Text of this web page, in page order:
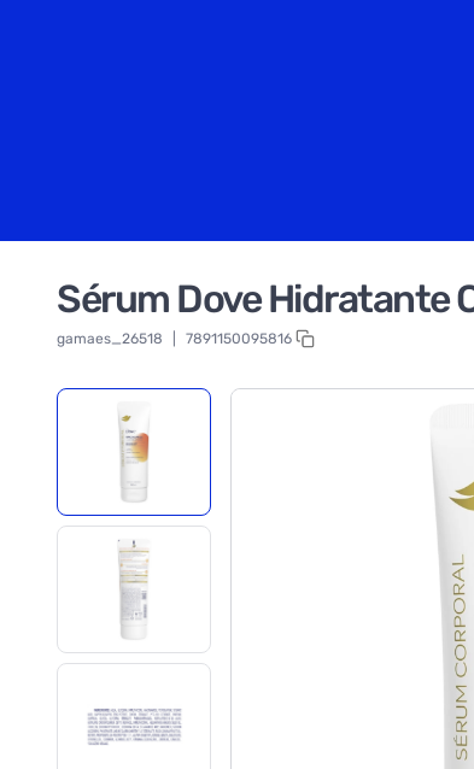
Sérum Dove Hidratante
gamaes_26518 7891150095816